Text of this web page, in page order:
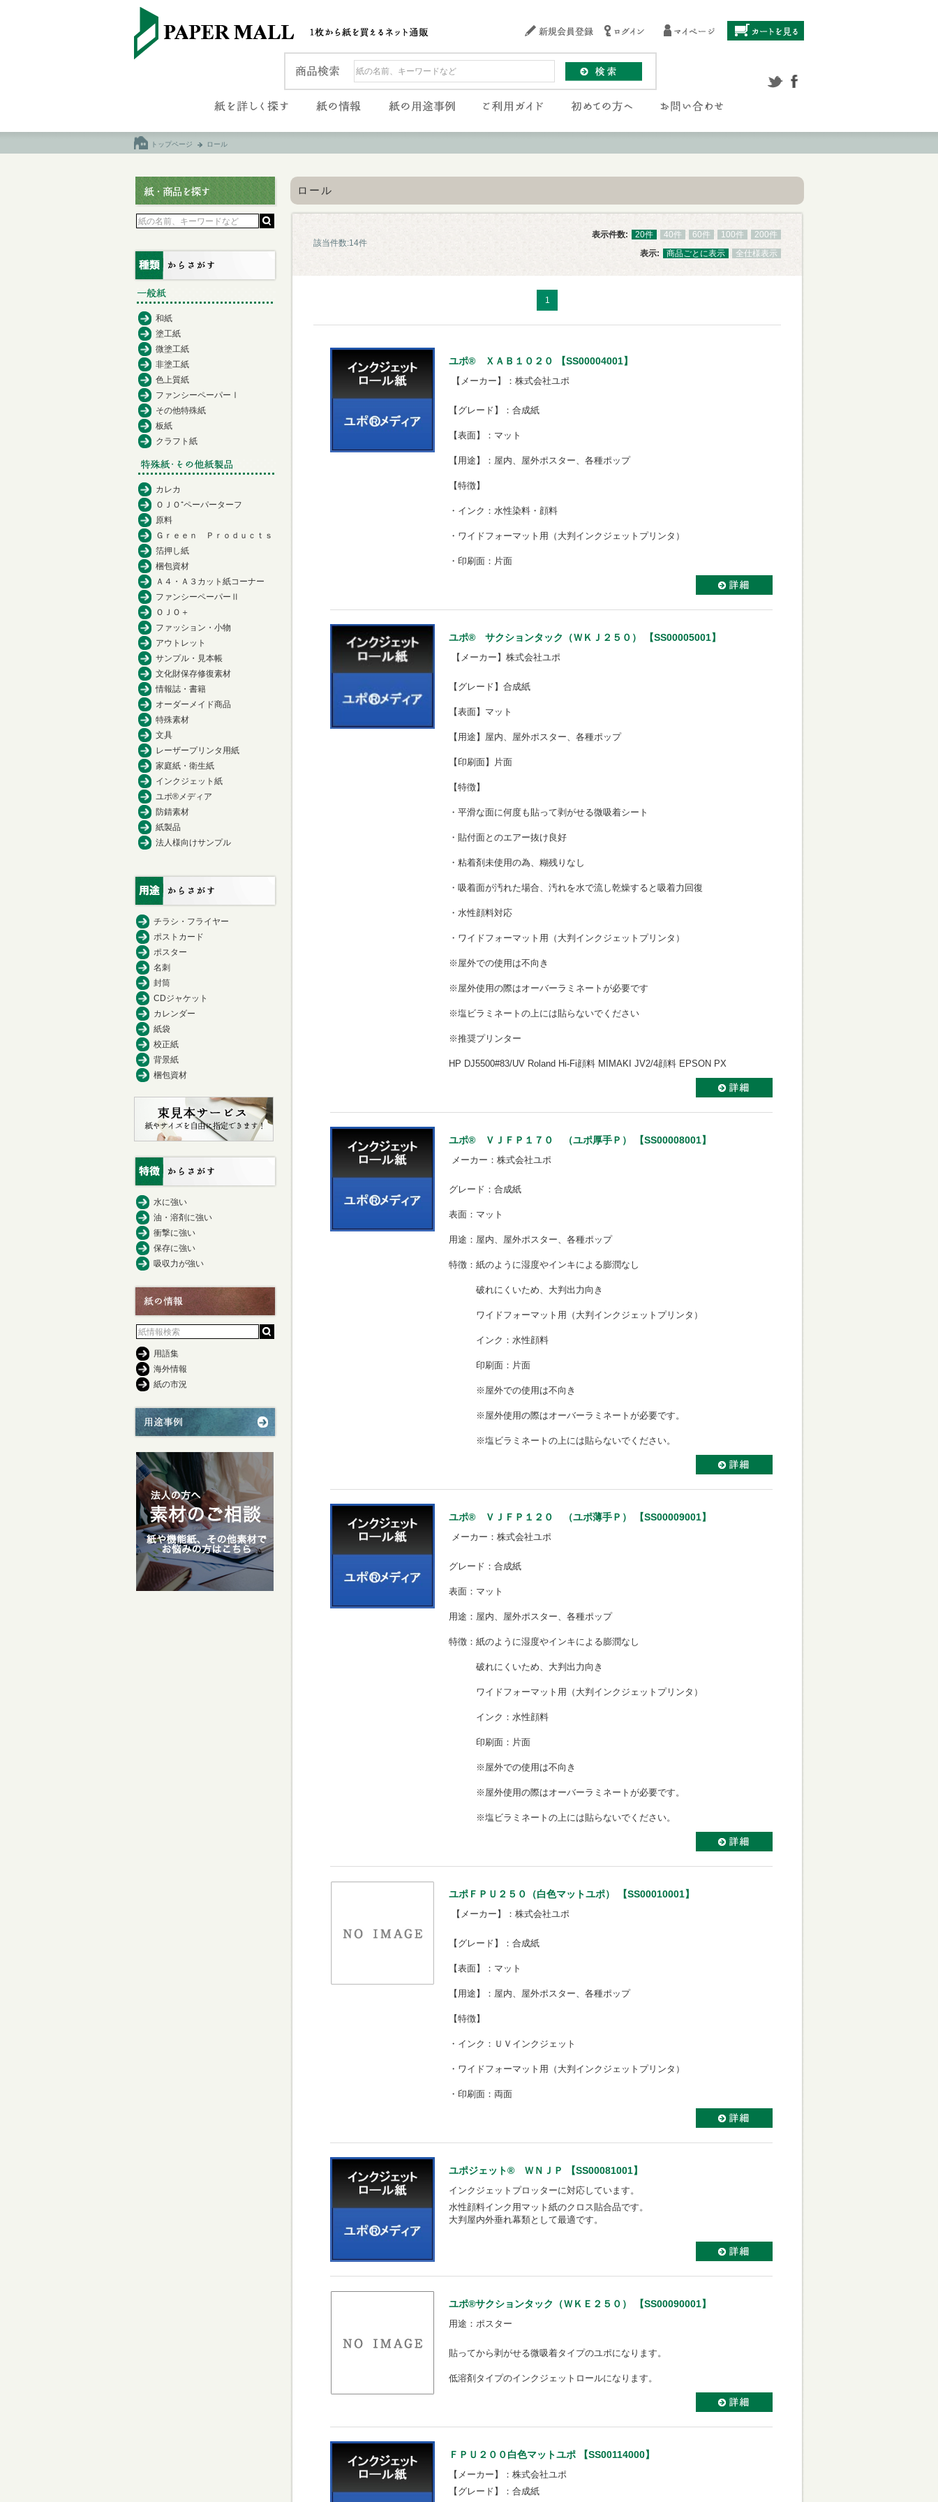
トップページ ロール
ロール
該当件数:14件
表示件数: 20件 40件 60件 100件
200件
表示:
商品ごとに表示 全仕様表示
1
ユポ® ＸＡＢ１０２０ 【SS00004001】
【メーカー】：株式会社ユポ
【グレード】：合成紙
【表面】：マット
【用途】：屋内、屋外ポスター、各種ポップ
【特徴】
・インク：水性染料・顔料
・ワイドフォーマット用（大判インクジェットプリンタ）
・印刷面：片面
ユポ® サクションタック（ＷＫＪ２５０） 【SS00005001】
【メーカー】株式会社ユポ
【グレード】合成紙
【表面】マット
【用途】屋内、屋外ポスター、各種ポップ
【印刷面】片面
【特徴】
・平滑な面に何度も貼って剥がせる微吸着シート
・貼付面とのエアー抜け良好
・粘着剤未使用の為、糊残りなし
・吸着面が汚れた場合、汚れを水で流し乾燥すると吸着力回復
・水性顔料対応
・ワイドフォーマット用（大判インクジェットプリンタ）
※屋外での使用は不向き
※屋外使用の際はオーバーラミネートが必要です
※塩ビラミネートの上には貼らないでください
※推奨プリンター
HP DJ5500#83/UV Roland Hi-Fi顔料 MIMAKI JV2/4顔料 EPSON PX
ユポ® ＶＪＦＰ１７０ （ユポ厚手Ｐ） 【SS00008001】
メーカー：株式会社ユポ
グレード：合成紙
表面：マット
用途：屋内、屋外ポスター、各種ポップ
特徴：紙のように湿度やインキによる膨潤なし
破れにくいため、大判出力向き
ワイドフォーマット用（大判インクジェットプリンタ）
インク：水性顔料
印刷面：片面
※屋外での使用は不向き
※屋外使用の際はオーバーラミネートが必要です。
※塩ビラミネートの上には貼らないでください。
ユポ® ＶＪＦＰ１２０ （ユポ薄手Ｐ） 【SS00009001】
メーカー：株式会社ユポ
グレード：合成紙
表面：マット
用途：屋内、屋外ポスター、各種ポップ
特徴：紙のように湿度やインキによる膨潤なし
破れにくいため、大判出力向き
ワイドフォーマット用（大判インクジェットプリンタ）
インク：水性顔料
印刷面：片面
※屋外での使用は不向き
※屋外使用の際はオーバーラミネートが必要です。
※塩ビラミネートの上には貼らないでください。
ユポＦＰＵ２５０（白色マットユポ） 【SS00010001】
【メーカー】：株式会社ユポ
【グレード】：合成紙
【表面】：マット
【用途】：屋内、屋外ポスター、各種ポップ
【特徴】
・インク：ＵＶインクジェット
・ワイドフォーマット用（大判インクジェットプリンタ）
・印刷面：両面
ユポジェット® ＷＮＪＰ 【SS00081001】
インクジェットプロッターに対応しています。
水性顔料インク用マット紙のクロス貼合品です。
大判屋内外垂れ幕類として最適です。
ユポ®サクションタック（ＷＫＥ２５０） 【SS00090001】
用途：ポスター
貼ってから剥がせる微吸着タイプのユポになります。
低溶剤タイプのインクジェットロールになります。
ＦＰＵ２００白色マットユポ 【SS00114000】
【メーカー】：株式会社ユポ
【グレード】：合成紙
和紙
塗工紙
微塗工紙
非塗工紙
色上質紙
ファンシーペーパーⅠ
その他特殊紙
板紙
クラフト紙
カレカ
ＯＪＯ⁺ペーパーターフ
原料
Ｇｒｅｅｎ Ｐｒｏｄｕｃｔｓ
箔押し紙
梱包資材
Ａ４・Ａ３カット紙コーナー
ファンシーペーパーⅡ
ＯＪＯ＋
ファッション・小物
アウトレット
サンプル・見本帳
文化財保存修復素材
情報誌・書籍
オーダーメイド商品
特殊素材
文具
レーザープリンタ用紙
家庭紙・衛生紙
インクジェット紙
ユポ®メディア
防錆素材
紙製品
法人様向けサンプル
チラシ・フライヤー
ポストカード
ポスター
名刺
封筒
CDジャケット
カレンダー
紙袋
校正紙
背景紙
梱包資材
水に強い
油・溶剤に強い
衝撃に強い
保存に強い
吸収力が強い
用語集
海外情報
紙の市況